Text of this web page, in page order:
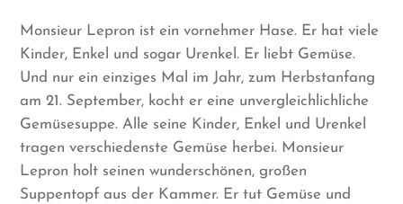
Monsieur Lepron ist ein vornehmer Hase. Er hat viele
Kinder, Enkel und sogar Urenkel. Er liebt Gemüse.
Und nur ein einziges Mal im Jahr, zum Herbstanfang
am 21. September, kocht er eine unvergleichlichliche
Gemüsesuppe. Alle seine Kinder, Enkel und Urenkel
tragen verschiedenste Gemüse herbei. Monsieur
Lepron holt seinen wunderschönen, großen
Suppentopf aus der Kammer. Er tut Gemüse und